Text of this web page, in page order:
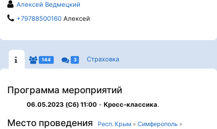
Алексей Ведмецкий
+79788500160 Алексей
144 3 Страховка
Программа мероприятий
06.05.2023 (Сб) 11:00 - Кросс-классика.
Место проведения Респ. Крым » Симферополь »